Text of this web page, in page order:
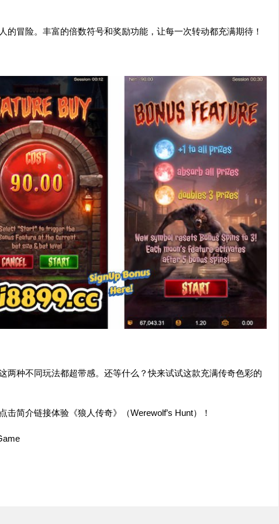
冒险。丰富的倍数符号和奖励功能，让每一次转动都充满期待！
两种不同玩法都超带感。还等什么？快来试试这款充满传奇色彩的
击简介链接体验《狼人传奇》（Werewolf’s Hunt）！